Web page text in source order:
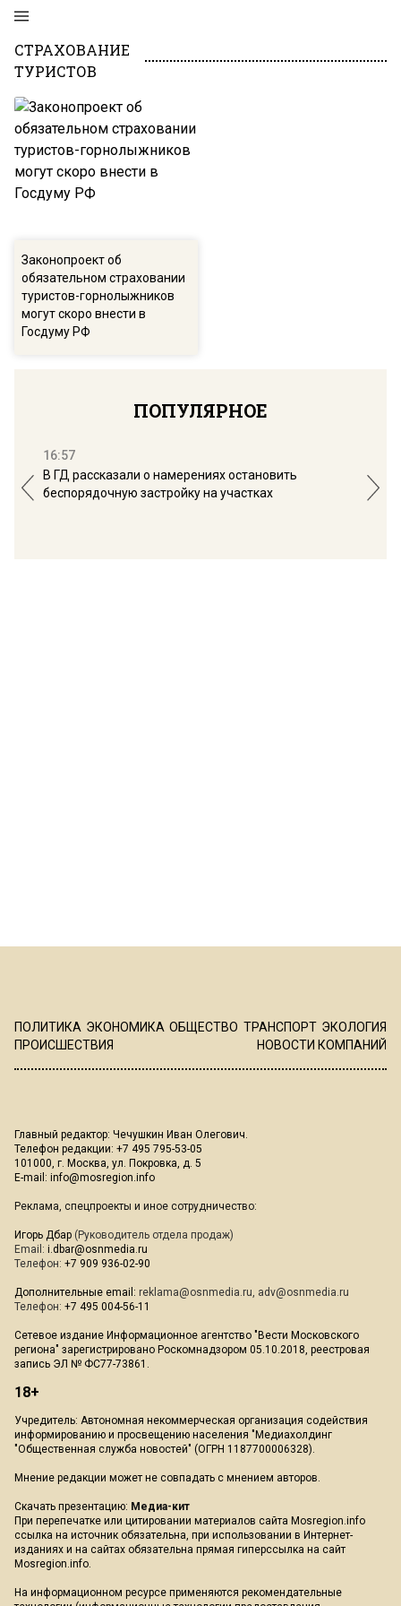
СТРАХОВАНИЕ
ТУРИСТОВ
Законопроект об
обязательном страховании
туристов-горнолыжников
могут скоро внести в
Госдуму РФ
ПОПУЛЯРНОЕ
16:57
В ГД рассказали о намерениях остановить
беспорядочную застройку на участках
ПОЛИТИКА ЭКОНОМИКА ОБЩЕСТВО ТРАНСПОРТ ЭКОЛОГИЯ
ПРОИСШЕСТВИЯ
НОВОСТИ КОМПАНИЙ
Главный редактор: Чечушкин Иван Олегович.
Телефон редакции: +7 495 795-53-05
101000, г. Москва, ул. Покровка, д. 5
E-mail: info@mosregion.info
Реклама, спецпроекты и иное сотрудничество:
Игорь Дбар (Руководитель отдела продаж)
Email: i.dbar@osnmedia.ru
Телефон: +7 909 936-02-90
Дополнительные email: reklama@osnmedia.ru, adv@osnmedia.ru
Телефон: +7 495 004-56-11
Сетевое издание Информационное агентство "Вести Московского
региона" зарегистрировано Роскомнадзором 05.10.2018, реестровая
запись ЭЛ № ФС77-73861.
18+
Учредитель: Автономная некоммерческая организация содействия
информированию и просвещению населения "Медиахолдинг
"Общественная служба новостей" (ОГРН 1187700006328).
Мнение редакции может не совпадать с мнением авторов.
Скачать презентацию: Медиа-кит
При перепечатке или цитировании материалов сайта Mosregion.info
ссылка на источник обязательна, при использовании в Интернет-
изданиях и на сайтах обязательна прямая гиперссылка на сайт
Mosregion.info.
На информационном ресурсе применяются рекомендательные